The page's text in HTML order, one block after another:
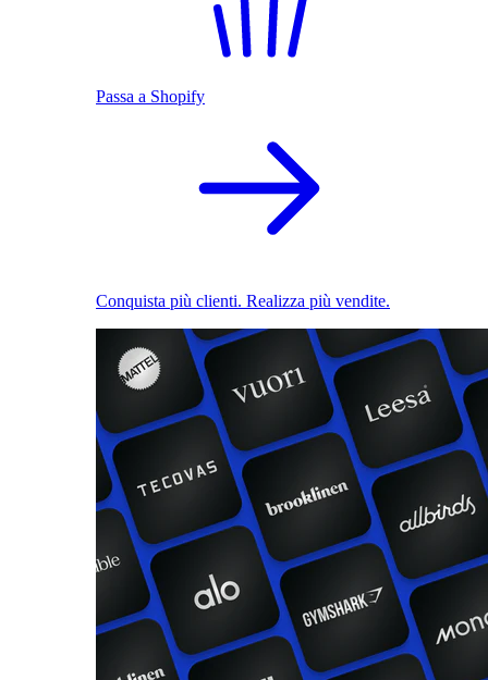
Passa a Shopify
Conquista più clienti. Realizza più vendite.